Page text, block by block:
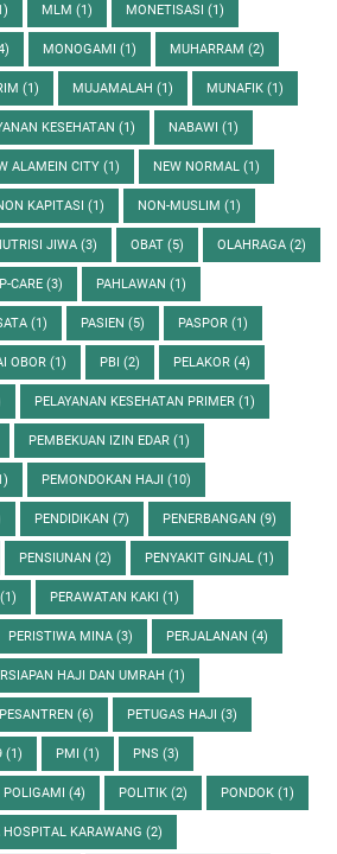
MLM (1) MONETISASI (1)
MONOGAMI (1) MUHARRAM (2)
(1) MUJAMALAH (1) MUNAFIK (1)
KESEHATAN (1) NABAWI (1)
ALAMEIN CITY (1) NEW NORMAL (1)
KAPITASI (1) NON-MUSLIM (1)
JIWA (3) OBAT (5) OLAHRAGA (2)
P-CARE (3) PAHLAWAN (1)
(1) PASIEN (5) PASPOR (1)
OBOR (1) PBI (2) PELAKOR (4)
PELAYANAN KESEHATAN PRIMER (1)
PEMBEKUAN IZIN EDAR (1)
PEMONDOKAN HAJI (10)
PENDIDIKAN (7) PENERBANGAN (9)
PENSIUNAN (2) PENYAKIT GINJAL (1)
(1) PERAWATAN KAKI (1)
PERISTIWA MINA (3) PERJALANAN (4)
HAJI DAN UMRAH (1)
PESANTREN (6) PETUGAS HAJI (3)
(1) PMI (1) PNS (3)
POLIGAMI (4) POLITIK (2) PONDOK (1)
HOSPITAL KARAWANG (2)